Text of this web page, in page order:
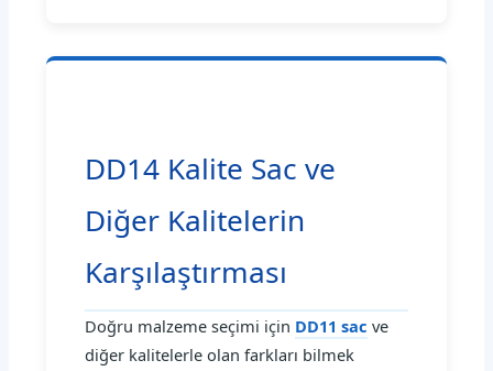
DD14 Kalite Sac ve
Diğer Kalitelerin
Karşılaştırması
Doğru malzeme seçimi için DD11 sac ve
diğer kalitelerle olan farkları bilmek